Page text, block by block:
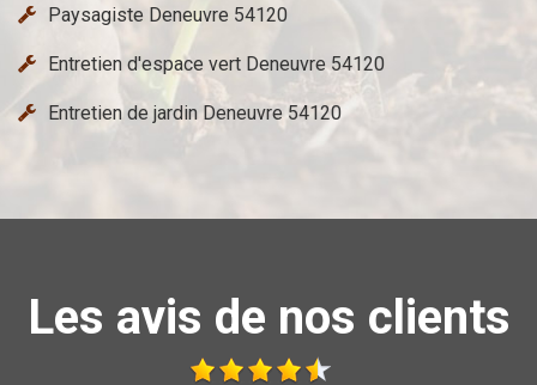
Paysagiste Deneuvre 54120
Entretien d'espace vert Deneuvre 54120
Entretien de jardin Deneuvre 54120
Les avis de nos clients